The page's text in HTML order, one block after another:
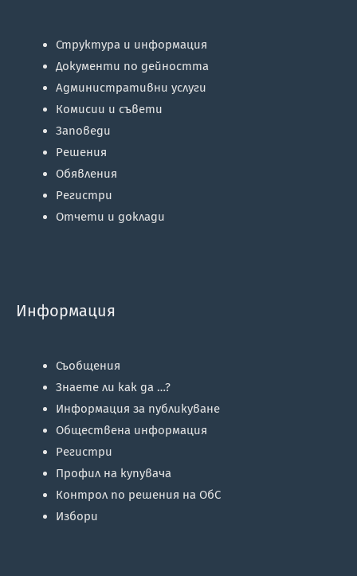
Структура и информация
Документи по дейността
Административни услуги
Комисии и съвети
Заповеди
Решения
Обявления
Регистри
Отчети и доклади
Информация
Съобщения
Знаете ли как да …?
Информация за публикуване
Обществена информация
Регистри
Профил на купувача
Контрол по решения на ОбС
Избори